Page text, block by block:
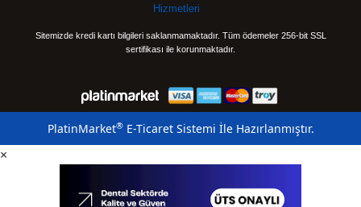
Hizmetleri
Sitemizde kredi kartı bilgileri saklanmamaktadır. Tüm ödemeler 256-bit SSL
sertifikası ile korunmaktadır.
PlatinMarket®E-Ticaret Sistemi İle Hazırlanmıştır.
×